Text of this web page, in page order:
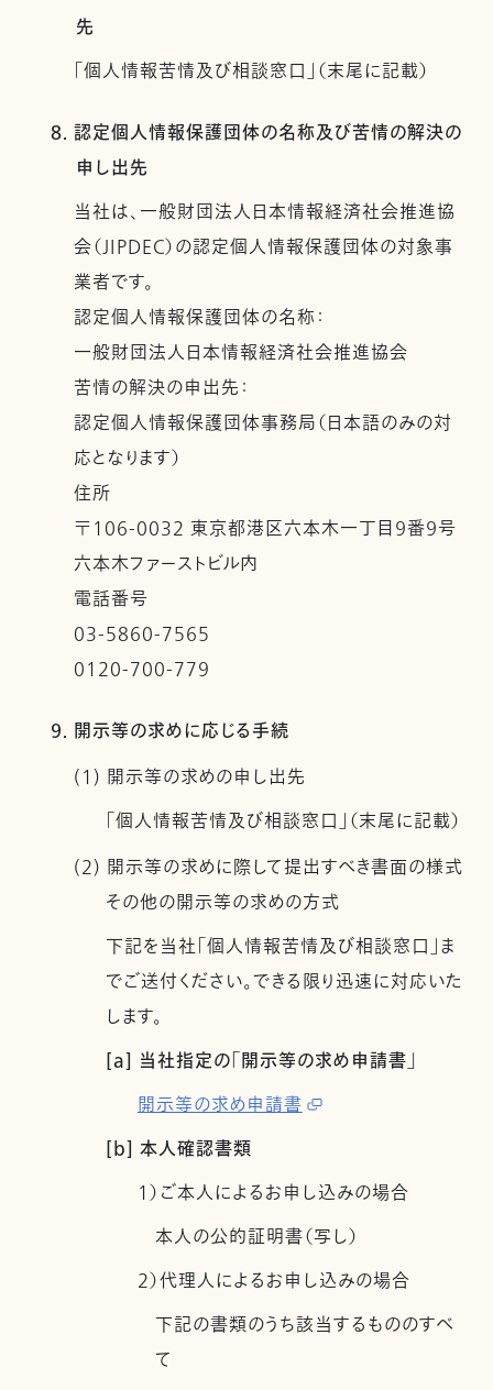
先
「個人情報苦情及び相談窓口」（末尾に記載）
8. 認定個人情報保護団体の名称及び苦情の解決の
申し出先
当社は、一般財団法人日本情報経済社会推進協
会（JIPDEC）の認定個人情報保護団体の対象事
業者です。
認定個人情報保護団体の名称：
一般財団法人日本情報経済社会推進協会
苦情の解決の申出先：
認定個人情報保護団体事務局（日本語のみの対
応となります）
住所
〒106-0032 東京都港区六本木一丁目９番９号
六本木ファーストビル内
電話番号
03-5860-7565
0120-700-779
9. 開示等の求めに応じる手続
(1) 開示等の求めの申し出先
「個人情報苦情及び相談窓口」（末尾に記載）
(2) 開示等の求めに際して提出すべき書面の様式
その他の開示等の求めの方式
下記を当社「個人情報苦情及び相談窓口」ま
でご送付ください。できる限り迅速に対応いた
します。
[a] 当社指定の「開示等の求め申請書」
開示等の求め申請書
[b] 本人確認書類
1）ご本人によるお申し込みの場合
本人の公的証明書（写し）
2）代理人によるお申し込みの場合
下記の書類のうち該当するもののすべ
て